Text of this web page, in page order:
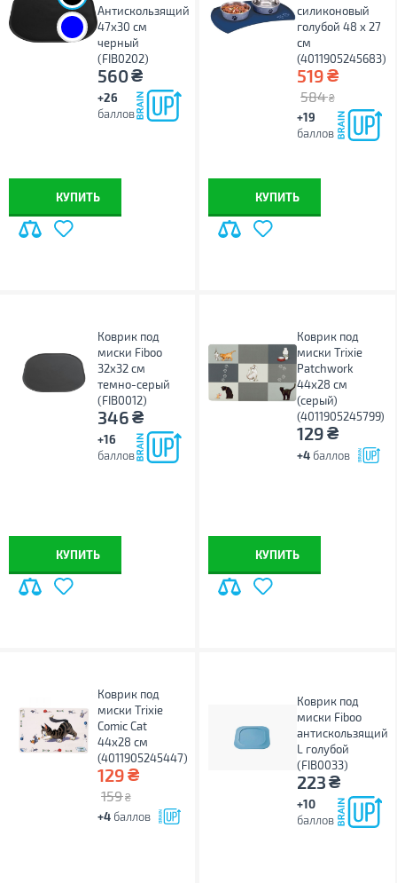
Антискользящий
47x30 см
черный
(FIB0202)
560₴
+26
баллов
КУПИТЬ
силиконовый
голубой 48 х 27
см
(4011905245683)
519₴
584 ₴
+19
баллов
КУПИТЬ
Коврик под
миски Fiboo
32x32 см
темно-серый
(FIB0012)
346₴
+16
баллов
КУПИТЬ
Коврик под
миски Trixie
Patchwork
44х28 см
(серый)
(4011905245799)
129₴
+4 баллов
КУПИТЬ
Коврик под
миски Trixie
Comic Cat
44x28 см
(4011905245447)
129₴
159 ₴
+4 баллов
Коврик под
миски Fiboo
антискользящий
L голубой
(FIB0033)
223₴
+10
баллов